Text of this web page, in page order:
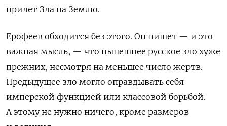
прилет Зла на Землю.
Ерофеев обходится без этого. Он пишет — и это
важная мысль, — что нынешнее русское зло хуже
прежних, несмотря на меньшее число жертв.
Предыдущее зло могло оправдывать себя
имперской функцией или классовой борьбой.
А этому не нужно ничего, кроме размеров